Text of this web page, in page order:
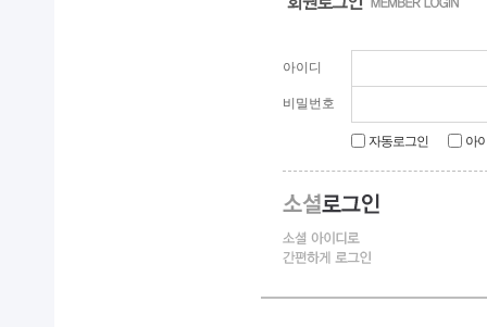
아이디
비밀번호
자동로그인 아